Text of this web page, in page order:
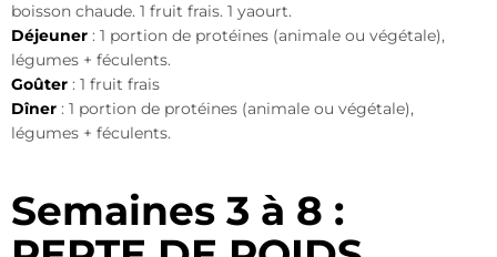
boisson chaude. 1 fruit frais. 1 yaourt.
Déjeuner : 1 portion de protéines (animale ou végétale),
légumes + féculents.
Goûter : 1 fruit frais
Dîner : 1 portion de protéines (animale ou végétale),
légumes + féculents.
Semaines 3 à 8 :